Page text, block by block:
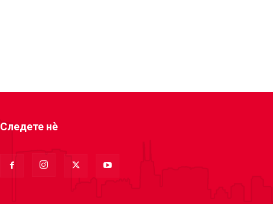
Следете нè